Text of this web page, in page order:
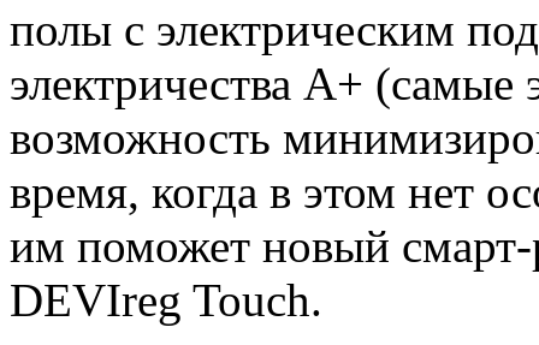
полы с электрическим
электричества А+
возможность
время, когда в этом нет
им поможет новый смарт-
DEVIreg Touch.